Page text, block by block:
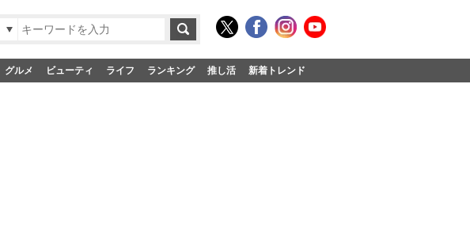
グルメ ビューティ ライフ ランキング 推し活 新着トレンド